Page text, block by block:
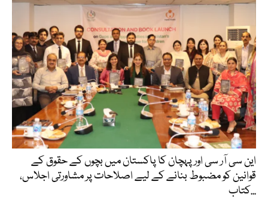
این سی آر سی اور پہچان کا پاکستان میں بچوں کے حقوق کے
قوانین کو مضبوط بنانے کے لیے اصلاحات پر مشاورتی اجلاس،
کتاب...